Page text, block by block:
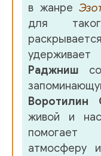
в жанре
для
Раджниш
Воротилин
живой и
помогает
атмосферу